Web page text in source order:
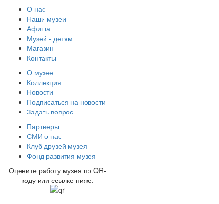
О нас
Наши музеи
Афиша
Музей - детям
Магазин
Контакты
О музее
Коллекция
Новости
Подписаться на новости
Задать вопрос
Партнеры
СМИ о нас
Клуб друзей музея
Фонд развития музея
Оцените работу музея по QR-
коду или ссылке ниже.